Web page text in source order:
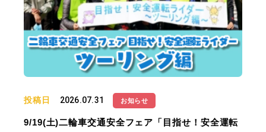
投稿日 2026.07.31 お知らせ
9/19(土)二輪車交通安全フェア「目指せ！安全運転